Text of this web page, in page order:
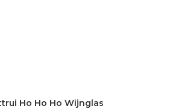
Ho Ho Ho Wijnglas